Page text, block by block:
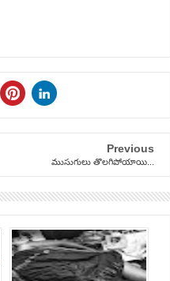
Previous
ముసుగులు తొలగిపోయాయి...